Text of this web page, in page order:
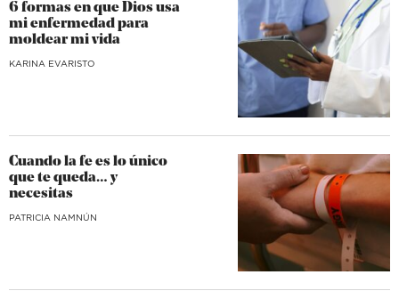
6 formas en que Dios usa
mi enfermedad para
moldear mi vida
KARINA EVARISTO
Cuando la fe es lo único
que te queda… y
necesitas
​PATRICIA NAMNÚN